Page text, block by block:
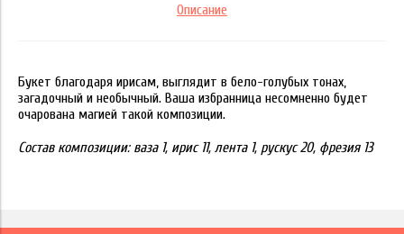
Описание
Букет благодаря ирисам, выглядит в бело-голубых тонах,
загадочный и необычный. Ваша избранница несомненно будет
очарована магией такой композиции.
Состав композиции: ваза 1, ирис 11, лента 1, рускус 20, фрезия 13